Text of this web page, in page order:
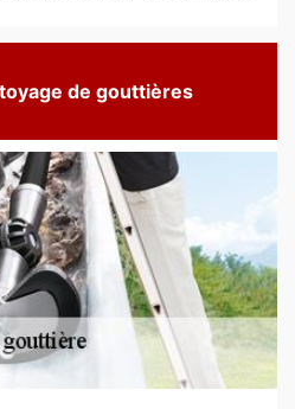
de gouttières